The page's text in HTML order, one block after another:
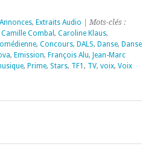
, Extraits Audio | Mots-clés :
Camille Combal , Caroline Klaus,
, Concours, DALS, Danse, Danse
, Emission, François Alu, Jean-Marc
, Prime, Stars, TF1 , TV, voix, Voix